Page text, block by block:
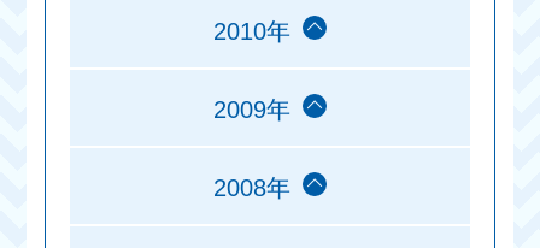
2010年
2009年
2008年